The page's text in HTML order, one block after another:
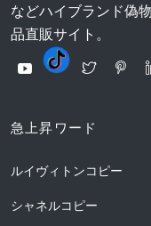
などハイブランド偽
品直販サイト。
急上昇ワード
ルイヴィトンコピー
シャネルコピー